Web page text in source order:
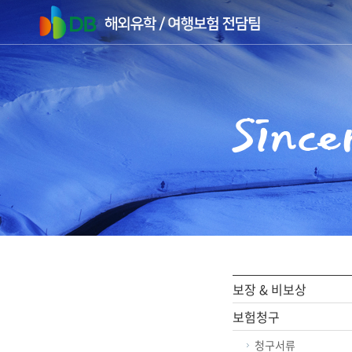
주메뉴 바로가기
컨텐츠 바로가기
보장 & 비보상
보험청구
청구서류